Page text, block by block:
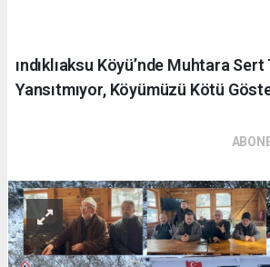
ındıklıaksu Köyü’nde Muhtara
Yansıtmıyor, Köyümüzü Kötü